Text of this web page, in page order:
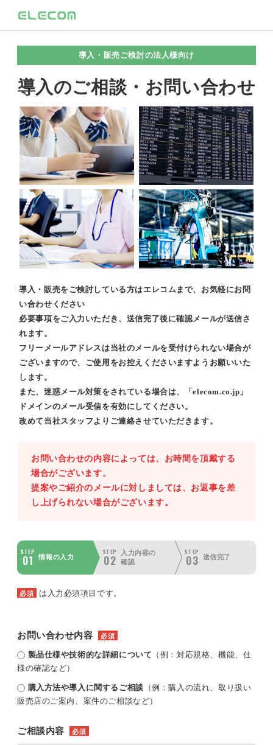
導入・販売ご検討の法人様向け
導入のご相談・お問い合わせ
導入・販売をご検討している方はエレコムまで、お気軽にお問
い合わせください
必要事項をご入力いただき、送信完了後に確認メールが送信さ
れます。
フリーメールアドレスは当社のメールを受付けられない場合が
ございますので、ご使用をお控えくださいますようお願いいた
します。
また、迷惑メール対策をされている場合は、「elecom.co.jp」
ドメインのメール受信を有効にしてください。
改めて当社スタッフよりご連絡させていただきます。
お問い合わせの内容によっては、お時間を頂戴する
場合がございます。
提案やご紹介のメールに対しましては、お返事を差
し上げられない場合がございます。
STEP
01 情報の入力
STEP
02
入力内容の
確認
STEP
03 送信完了
必須 は入力必須項目です。
お問い合わせ内容 必須
製品仕様や技術的な詳細について （例：対応規格、機能、仕
様の確認など）
購入方法や導入に関するご相談 （例：購入の流れ、取り扱い
販売店のご案内、案件のご相談など）
ご相談内容 必須